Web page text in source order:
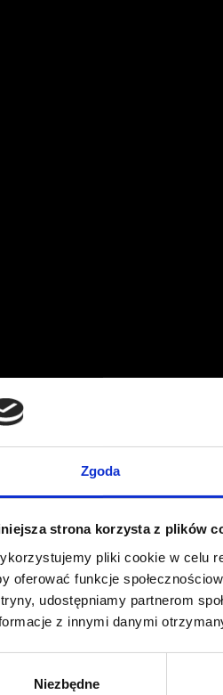
Zgoda
strona korzysta z plików
pliki cookie w celu
oferować funkcje
udostępniamy partnerom
z innymi danymi
Niezbędne